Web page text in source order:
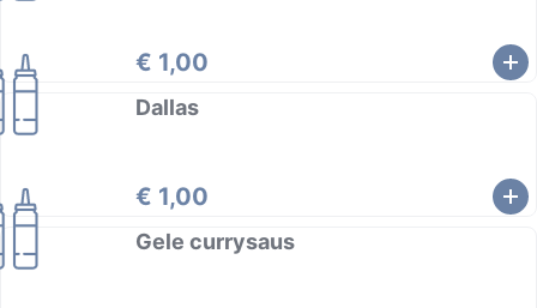
€ 1,00
Dallas
€ 1,00
Gele currysaus